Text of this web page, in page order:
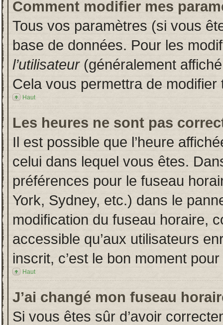
Comment modifier mes
Tous vos paramètres (si vous
base de données. Pour les
l’utilisateur(généralement
Cela vous permettra de
Haut
Les heures ne sont pas
Il est possible que l’heure
celui dans lequel vous êtes.
préférences pour le fuseau
York, Sydney, etc.) dans le
modification du fuseau horaire,
accessible qu’aux utilisateurs
inscrit, c’est le bon moment
Haut
J’ai changé mon fuseau
Si vous êtes sûr d’avoir